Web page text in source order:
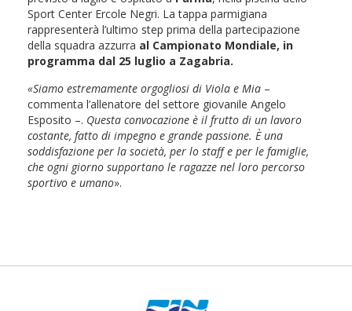
Sport Center Ercole Negri. La tappa parmigiana
rappresenterà l’ultimo step prima della partecipazione
della squadra azzurra al Campionato Mondiale, in
programma dal 25 luglio a Zagabria.
«Siamo estremamente orgogliosi di Viola e Mia –
commenta l’allenatore del settore giovanile Angelo
Esposito –. Questa convocazione è il frutto di un lavoro
costante, fatto di impegno e grande passione. È una
soddisfazione per la società, per lo staff e per le famiglie,
che ogni giorno supportano le ragazze nel loro percorso
sportivo e umano».